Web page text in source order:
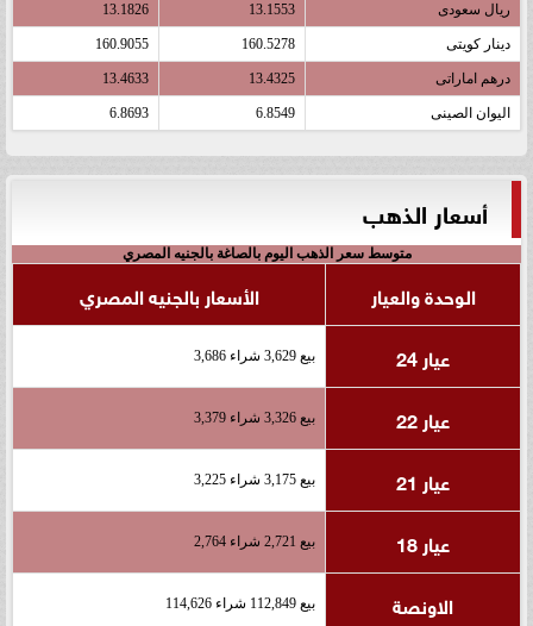
ريال سعودى 13.1553
13.1826
دينار كويتى 160.5278
160.9055
درهم اماراتى 13.4325
13.4633
اليوان الصينى 6.8549
6.8693
أسعار الذهب
متوسط سعر الذهب اليوم بالصاغة بالجنيه المصري
الوحدة والعيار
الأسعار بالجنيه المصري
عيار 24
بيع 3,629 شراء 3,686
عيار 22 بيع 3,326 شراء 3,379
عيار 21 بيع 3,175 شراء 3,225
عيار 18 بيع 2,721 شراء 2,764
الاونصة بيع 112,849 شراء 114,626